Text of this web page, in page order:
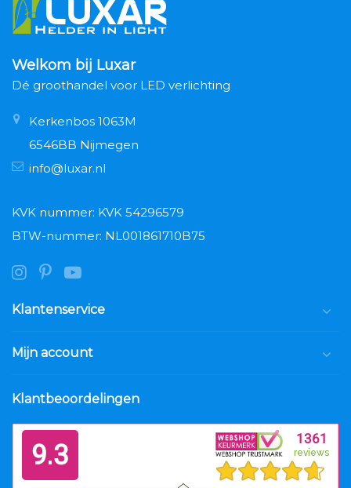
Welkom bij Luxar
Dé groothandel voor LED verlichting
Kerkenbos 1063M
6546BB Nijmegen
info@luxar.nl
KVK nummer: KVK 54296579
BTW-nummer: NL001861710B75
Klantenservice
Mijn account
Klantbeoordelingen